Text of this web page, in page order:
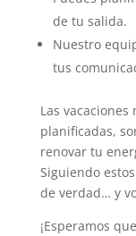
de tu salida.
Nuestro
tus
Las
planificadas,
renovar tu
Siguiendo
de verdad… y
¡Esperamos